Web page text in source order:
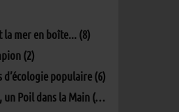
la mer en boîte... (8)
(2)
populaire (6)
Poil dans la Main (167)